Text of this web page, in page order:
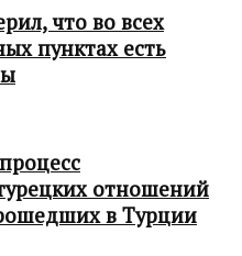
что во всех
пунктах есть
отношений
в Турции